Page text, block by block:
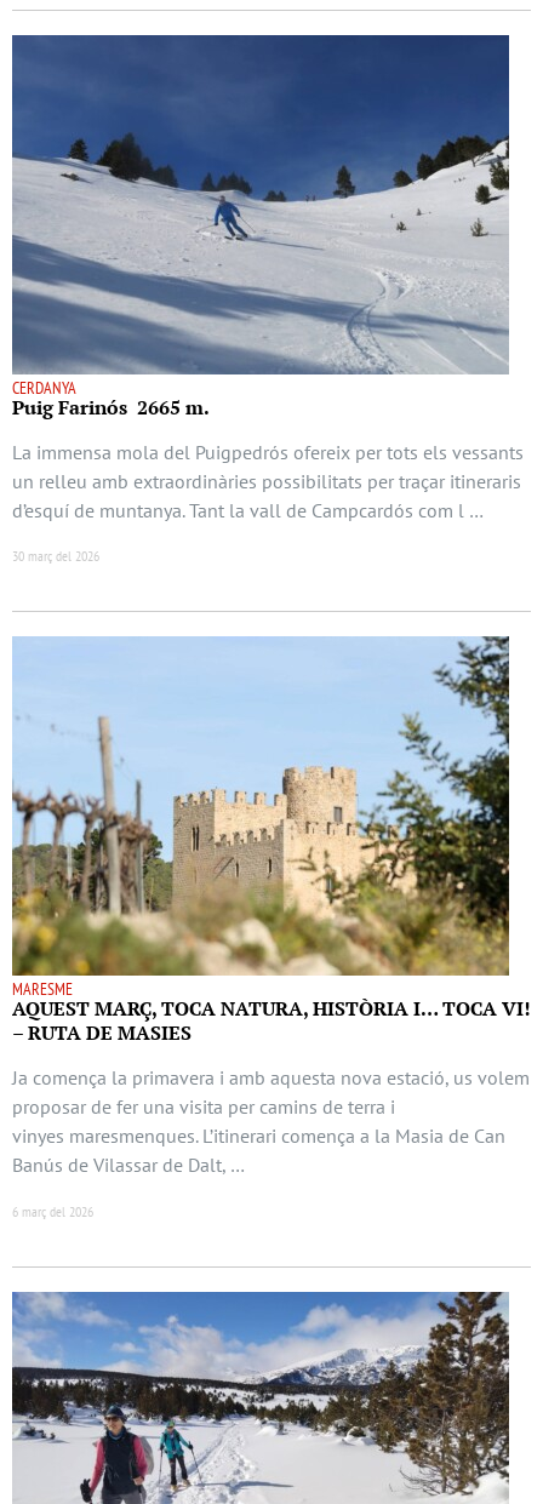
CERDANYA
Puig Farinós 2665 m.
La immensa mola del Puigpedrós ofereix per tots els vessants
un relleu amb extraordinàries possibilitats per traçar itineraris
d’esquí de muntanya. Tant la vall de Campcardós com l …
30 març del 2026
MARESME
AQUEST MARÇ, TOCA NATURA, HISTÒRIA I… TOCA VI!
– RUTA DE MASIES
Ja comença la primavera i amb aquesta nova estació, us volem
proposar de fer una visita per camins de terra i
vinyes maresmenques. L’itinerari comença a la Masia de Can
Banús de Vilassar de Dalt, …
6 març del 2026